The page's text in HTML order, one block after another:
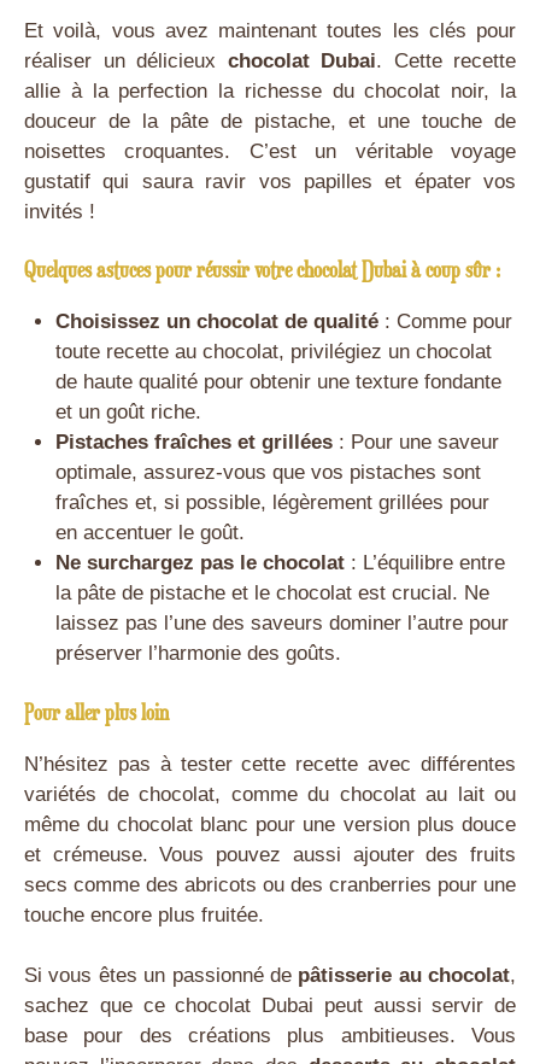
Et voilà, vous avez maintenant toutes les clés pour
réaliser un délicieux chocolat Dubai. Cette recette
allie à la perfection la richesse du chocolat noir, la
douceur de la pâte de pistache, et une touche de
noisettes croquantes. C’est un véritable voyage
gustatif qui saura ravir vos papilles et épater vos
invités !
Quelques astuces pour réussir votre chocolat Dubai à coup sûr :
Choisissez un chocolat de qualité: Comme pour
toute recette au chocolat, privilégiez un chocolat
de haute qualité pour obtenir une texture fondante
et un goût riche.
Pistaches fraîches et grillées: Pour une saveur
optimale, assurez-vous que vos pistaches sont
fraîches et, si possible, légèrement grillées pour
en accentuer le goût.
Ne surchargez pas le chocolat: L’équilibre entre
la pâte de pistache et le chocolat est crucial. Ne
laissez pas l’une des saveurs dominer l’autre pour
préserver l’harmonie des goûts.
Pour aller plus loin
N’hésitez pas à tester cette recette avec différentes
variétés de chocolat, comme du chocolat au lait ou
même du chocolat blanc pour une version plus douce
et crémeuse. Vous pouvez aussi ajouter des fruits
secs comme des abricots ou des cranberries pour une
touche encore plus fruitée.
Si vous êtes un passionné de pâtisserie au chocolat,
sachez que ce chocolat Dubai peut aussi servir de
base pour des créations plus ambitieuses. Vous